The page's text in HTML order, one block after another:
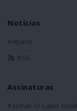
Notícias
Arquivo
RSS
Assinaturas
Assinar O Lado